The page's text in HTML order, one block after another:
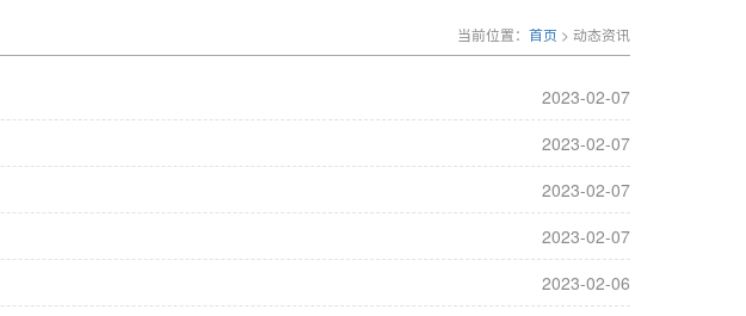
当前位置： 首页 > 动态资讯
2023-02-07
2023-02-07
2023-02-07
2023-02-07
2023-02-06